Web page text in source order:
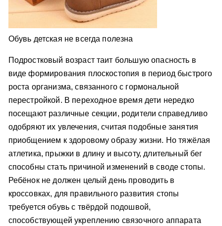
Обувь детская не всегда полезна
Подростковый возраст таит большую опасность в
виде формирования плоскостопия в период быстрого
роста организма, связанного с гормональной
перестройкой. В переходное время дети нередко
посещают различные секции, родители справедливо
одобряют их увлечения, считая подобные занятия
приобщением к здоровому образу жизни. Но тяжёлая
атлетика, прыжки в длину и высоту, длительный бег
способны стать причиной изменений в своде стопы.
Ребёнок не должен целый день проводить в
кроссовках, для правильного развития стопы
требуется обувь с твёрдой подошвой,
способствующей укреплению связочного аппарата